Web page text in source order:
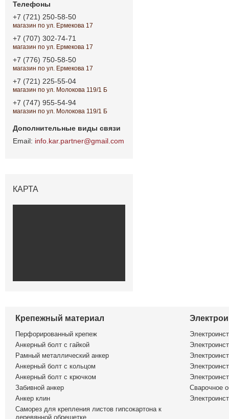
+7 (721) 250-58-50
магазин по ул. Ермекова 17
+7 (707) 302-74-71
магазин по ул. Ермекова 17
+7 (776) 750-58-50
магазин по ул. Ермекова 17
+7 (721) 225-55-04
магазин по ул. Молокова 119/1 Б
+7 (747) 955-54-94
магазин по ул. Молокова 119/1 Б
info.kar.partner@gmail.com
КАРТА
Крепежный материал
Перфорированный крепеж
Анкерный болт с гайкой
Рамный металлический анкер
Анкерный болт с кольцом
Анкерный болт с крючком
Забивной анкер
Анкер клин
Саморез для крепления листов гипсокартона к
деревянной обрешетке
Сварочное